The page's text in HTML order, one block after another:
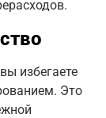
избегаете
Это